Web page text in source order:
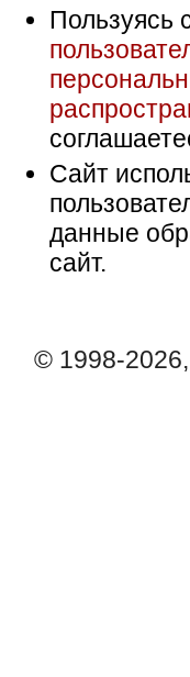
Пользуясь
Сайт
данные
сайт.
© 1998-2026,